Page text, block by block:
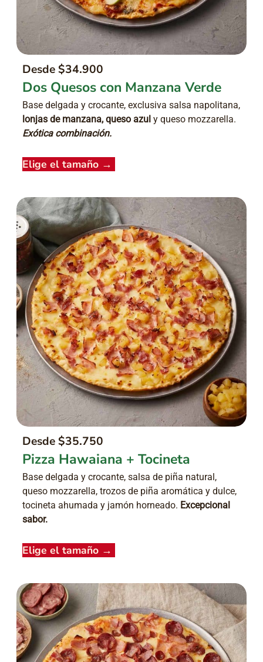
Desde $34.900
Dos Quesos con Manzana Verde
Base delgada y crocante, exclusiva salsa napolitana,
lonjas de manzana, queso azul y queso mozzarella.
Exótica combinación.
Elige el tamaño →
Desde $35.750
Pizza Hawaiana + Tocineta
Base delgada y crocante, salsa de piña natural,
queso mozzarella, trozos de piña aromática y dulce,
tocineta ahumada y jamón horneado. Excepcional
sabor.
Elige el tamaño →